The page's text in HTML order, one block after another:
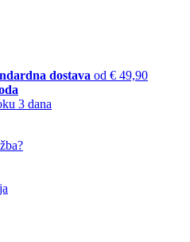
dostava od € 49,90
3 dana